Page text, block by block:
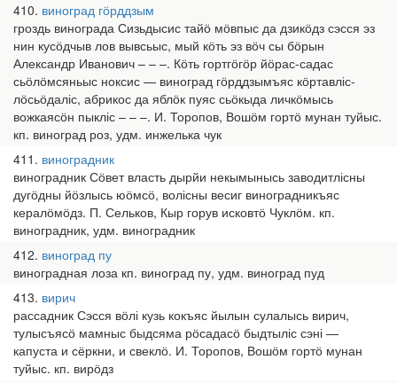
410 виноград гӧрддзым
гроздь винограда Сизьдысис тайӧ мӧвпыс да дзикӧдз сэсся эз
нин кусӧдчыв лов вывсьыс, мый кӧть эз вӧч сы бӧрын
Александр Иванович – – –. Кӧть гортгӧгӧр йӧрас-садас
сьӧлӧмсяньыс ноксис — виноград гӧрддзымъяс кӧртавліс-
лӧсьӧдаліс, абрикос да яблӧк пуяс сьӧкыда личкӧмысь
вожкаясӧн пыкліс – – –. И. Торопов, Вошӧм гортӧ мунан туйыс.
кп. виноград роз, удм. инжелька чук
411 виноградник
виноградник Сӧвет власть дырйи некымынысь заводитлісны
дугӧдны йӧзлысь юӧмсӧ, волісны весиг виноградникъяс
кералӧмӧдз. П. Сельков, Кыр горув исковтӧ Чуклӧм. кп.
виноградник, удм. виноградник
412 виноград пу
виноградная лоза кп. виноград пу, удм. виноград пуд
413 вирич
рассадник Сэсся вӧлі кузь кокъяс йылын сулалысь вирич,
тулысъясӧ мамныс быдсяма рӧсадасӧ быдтыліс сэні —
капуста и сёркни, и свеклӧ. И. Торопов, Вошӧм гортӧ мунан
туйыс. кп. вирӧдз